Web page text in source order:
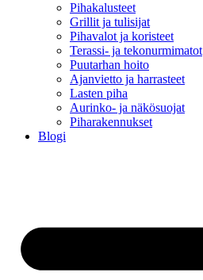
Pihakalusteet
Grillit ja tulisijat
Pihavalot ja koristeet
Terassi- ja tekonurmimatot
Puutarhan hoito
Ajanvietto ja harrasteet
Lasten piha
Aurinko- ja näkösuojat
Piharakennukset
Blogi